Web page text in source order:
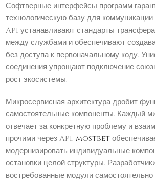
Софтверные интерфейсы программ
технологическую базу для
API устанавливают стандарты
между службами и обеспечивают
без доступа к первоначальному коду.
соединения упрощают подключение
рост экосистемы.
Микросервисная архитектура дробит
самостоятельные компоненты. Каждый
отвечает за конкретную проблему и
прочими через API.mostbet
модернизировать индивидуальные
остановки целой структуры.
востребованные модули самостоятельно